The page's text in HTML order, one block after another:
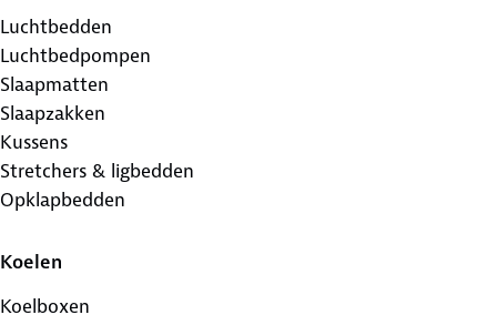
Luchtbedden
Luchtbedpompen
Slaapmatten
Slaapzakken
Kussens
Stretchers & ligbedden
Opklapbedden
Koelen
Koelboxen